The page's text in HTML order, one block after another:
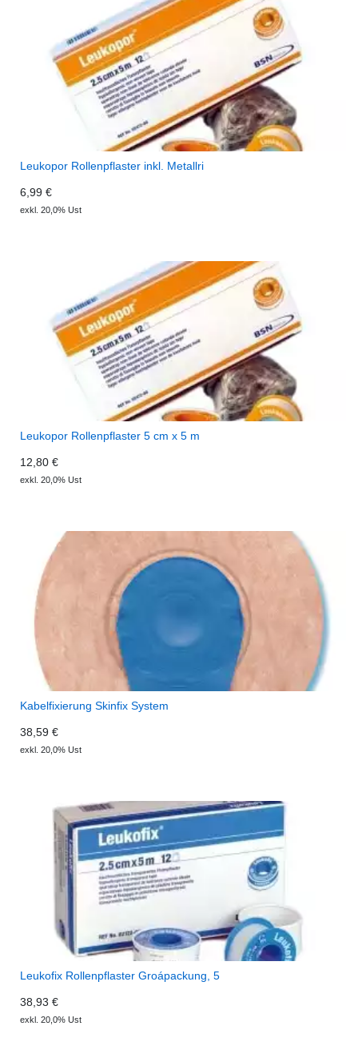
Leukopor Rollenpflaster inkl. Metallri
6,99 €
exkl. 20,0% Ust
Leukopor Rollenpflaster 5 cm x 5 m
12,80 €
exkl. 20,0% Ust
Kabelfixierung Skinfix System
38,59 €
exkl. 20,0% Ust
Leukofix Rollenpflaster Groápackung, 5
38,93 €
exkl. 20,0% Ust